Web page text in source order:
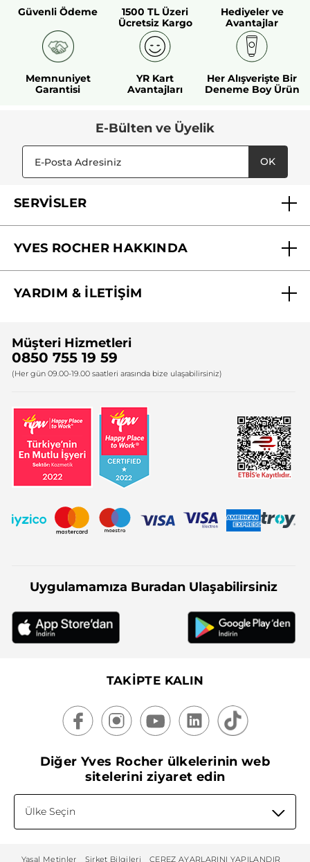
Güvenli Ödeme
1500 TL Üzeri
Ücretsiz Kargo
Hediyeler ve
Avantajlar
Memnuniyet
Garantisi
YR Kart
Avantajları
Her Alışverişte Bir
Deneme Boy Ürün
E-Bülten ve Üyelik
OK
SERVİSLER
YVES ROCHER HAKKINDA
Yves Rocher Vakfı
YARDIM & İLETİŞİM
Bize Ulaşın
Firma Bilgileri
Müşteri Hizmetleri
0850 755 19 59
(Her gün 09.00-19.00 saatleri arasında bize ulaşabilirsiniz)
Uygulamamıza Buradan Ulaşabilirsiniz
TAKİPTE KALIN
Diğer Yves Rocher ülkelerinin web
sitelerini ziyaret edin
Ülke Seçin
Yasal Metinler Şirket Bilgileri ÇEREZ AYARLARINI YAPILANDIR